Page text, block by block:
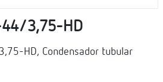
44/3,75-HD
HD, Condensador tubular